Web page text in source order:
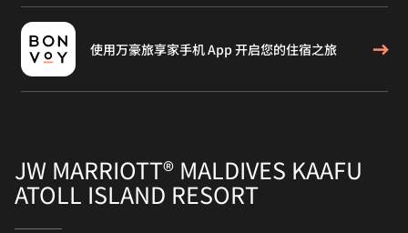
使用万豪旅享家手机 App 开启您的住宿之旅
JW MARRIOTT® MALDIVES KAAFU
ATOLL ISLAND RESORT